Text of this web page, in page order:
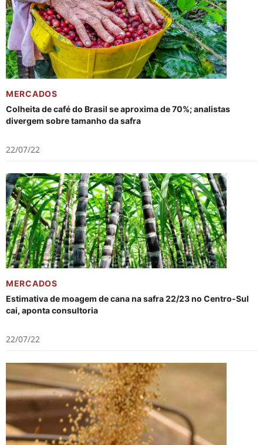
MERCADOS
Colheita de café do Brasil se aproxima de 70%; analistas
divergem sobre tamanho da safra
22/07/22
MERCADOS
Estimativa de moagem de cana na safra 22/23 no Centro-Sul
cai, aponta consultoria
22/07/22